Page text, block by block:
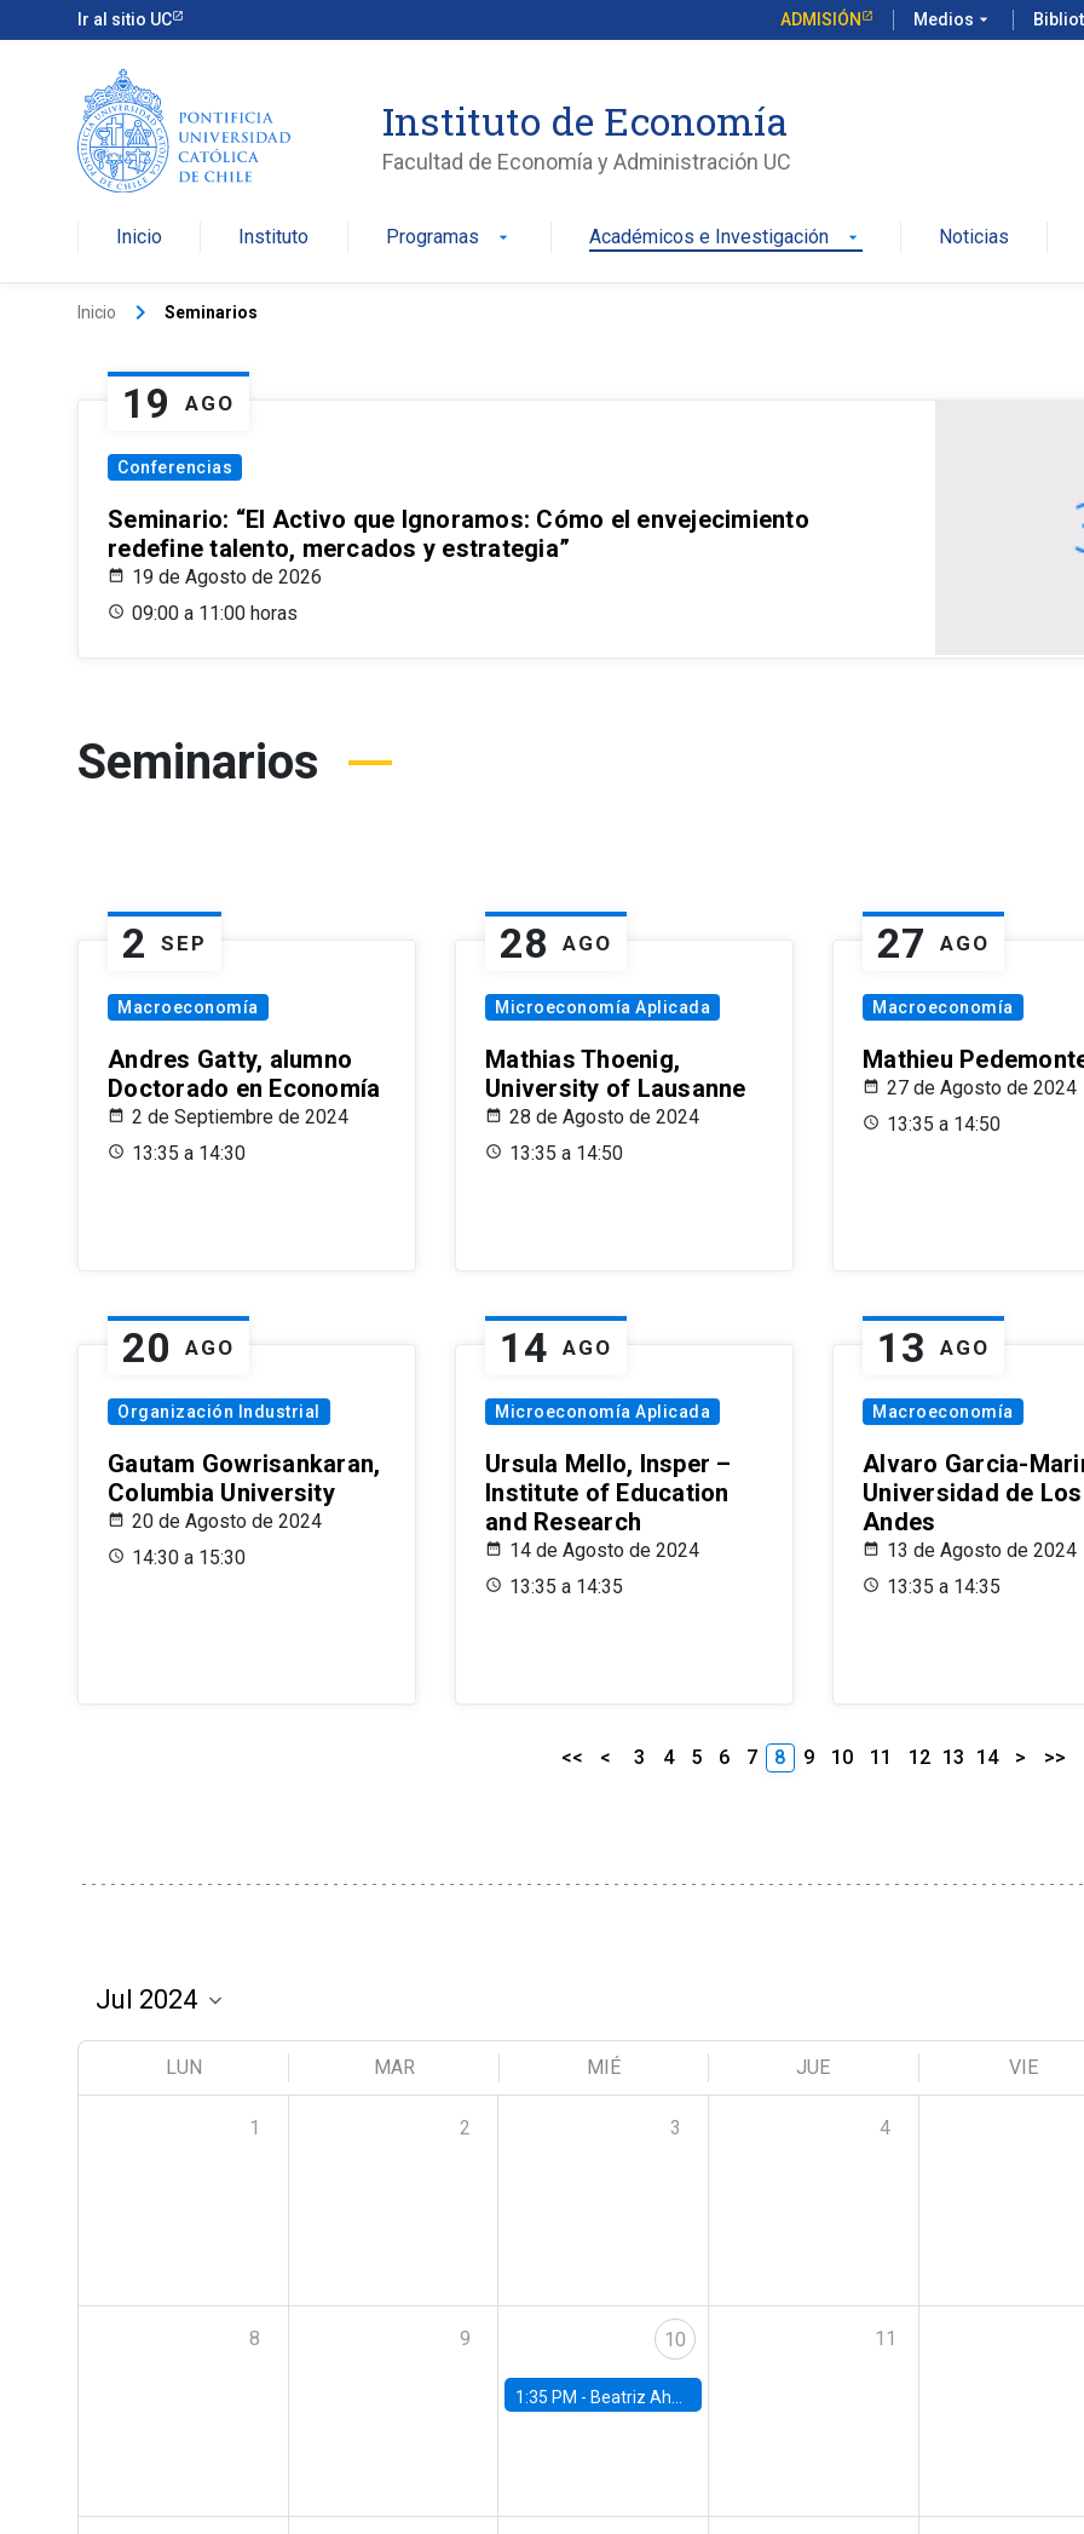
Ir al sitio UC ADMISIÓN Medios arrow_drop_down
Instituto de Economía
Facultad de Economía y Administración UC
Inicio Instituto Programas arrow_drop_down Académicos e Investigación arrow_drop_down Noticias
Inicio keyboard_arrow_right Seminarios
19 AGO
Conferencias
Seminario: “El Activo que Ignoramos: Cómo el envejecimiento
redefine talento, mercados y estrategia”
19 de Agosto de 2026
09:00 a 11:00 horas
Seminarios
2 SEP
Macroeconomía
Andres Gatty, alumno
Doctorado en Economía
2 de Septiembre de 2024
13:35 a 14:30
28 AGO
Microeconomía Aplicada
Mathias Thoenig,
University of Lausanne
28 de Agosto de 2024
13:35 a 14:50
27 AGO
Macroeconomía
Mathieu
27 de Agosto de 2024
13:35 a 14:50
20 AGO
Organización Industrial
Gautam Gowrisankaran,
Columbia University
20 de Agosto de 2024
14:30 a 15:30
14 AGO
Microeconomía Aplicada
Ursula Mello, Insper –
Institute of Education
and Research
14 de Agosto de 2024
13:35 a 14:35
13 AGO
Macroeconomía
Alvaro Garcia-
Universidad de Los
Andes
13 de Agosto de 2024
13:35 a 14:35
<< < 3 4 5 6 7 8 9 10 11 12 13 14 > >>
LUN MAR MIÉ JUE VIE
1 2 3 4
8 9 10
1:35 PM - Beatriz Ahumada, PhD candidate, Universidad de Pittsburgh
11